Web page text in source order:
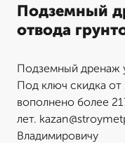
Подземный
отвода
Подземный дренаж
Под ключ скидка от
вополнено более
лет.
Владимировичу